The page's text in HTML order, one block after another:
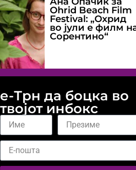
Оhrid Beach Film
Festival: „Охрид
во јули е филм
Сорентино“
е-Трн да боцка во
твојот инбокс